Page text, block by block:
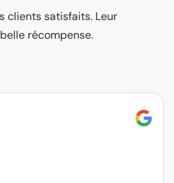
clients satisfaits. Leur
récompense.